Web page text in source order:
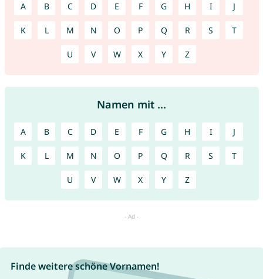
A B C D E F G H I J
K L M N O P Q R S T
U V W X Y Z
Namen mit ...
A B C D E F G H I J
K L M N O P Q R S T
U V W X Y Z
Finde weitere schöne Vornamen!